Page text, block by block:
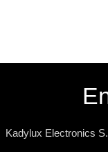
Kadylux Electronics